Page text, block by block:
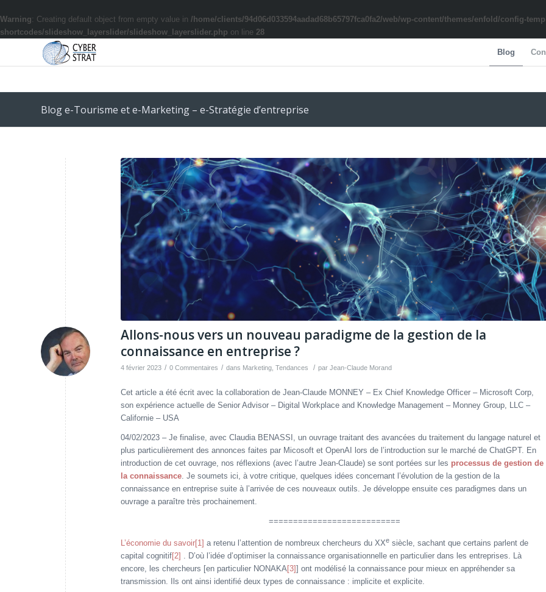
Warning: Creating default object from empty value in /home/clients/94d06d033594aadad68b65797fca0fa2/web/wp-content/themes/enfold/config-
shortcodes/slideshow_layerslider/slideshow_layerslider.php on line 28
Blog
Blog e-Tourisme et e-Marketing – e-Stratégie d’entreprise
Allons-nous vers un nouveau paradigme de la gestion de la
connaissance en entreprise ?
4 février 2023 / 0 Commentaires / dans Marketing Tendances / par Jean-Claude Morand
Cet article a été écrit avec la collaboration de Jean-Claude MONNEY – Ex Chief Knowledge Officer – Microsoft Corp,
son expérience actuelle de Senior Advisor – Digital Workplace and Knowledge Management – Monney Group, LLC –
Californie – USA
04/02/2023 – Je finalise, avec Claudia BENASSI, un ouvrage traitant des avancées du traitement du langage naturel et
plus particulièrement des annonces faites par Micosoft et OpenAI lors de l’introduction sur le marché de ChatGPT. En
introduction de cet ouvrage, nos réflexions (avec l’autre Jean-Claude) se sont portées sur les processus de gestion de
la connaissance . Je soumets ici, à votre critique, quelques idées concernant l’évolution de la gestion de la
connaissance en entreprise suite à l’arrivée de ces nouveaux outils. Je développe ensuite ces paradigmes dans un
ouvrage a paraître très prochainement.
===========================
L’économie du savoir[1] a retenu l’attention de nombreux chercheurs du XXe siècle, sachant que certains parlent de
capital cognitif[2] . D’où l’idée d’optimiser la connaissance organisationnelle en particulier dans les entreprises. Là
encore, les chercheurs [en particulier NONAKA[3]] ont modélisé la connaissance pour mieux en appréhender sa
transmission. Ils ont ainsi identifié deux types de connaissance : implicite et explicite.